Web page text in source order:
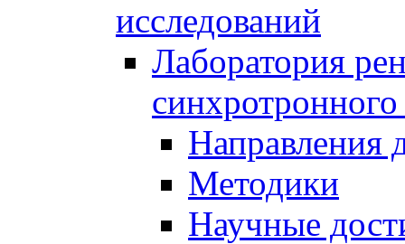
исследований
Лаборатория
Направления
Методики
Научные